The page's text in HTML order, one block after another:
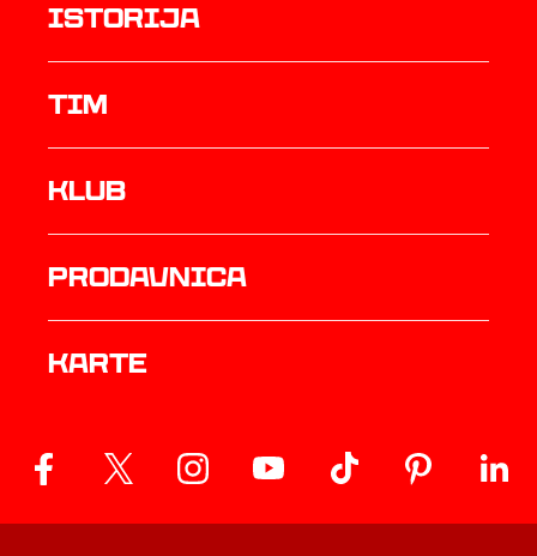
istorija
TIM
Klub
prodavnica
Karte